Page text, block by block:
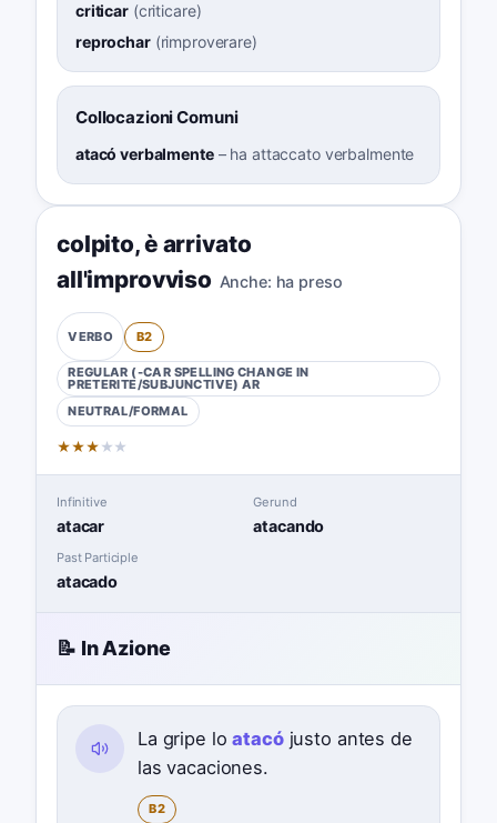
criticar(criticare)
reprochar(rimproverare)
Collocazioni Comuni
atacó verbalmente– ha attaccato verbalmente
colpito,è arrivato
all'improvviso Anche: ha preso
VERBO B2
REGULAR (-CAR SPELLING CHANGE IN
PRETERITE/SUBJUNCTIVE) AR
NEUTRAL/FORMAL
★★★ ★ ★
Infinitive
atacar
Gerund
atacando
Past Participle
atacado
📝 In Azione
La gripe loatacójusto antes de
las vacaciones.
B2